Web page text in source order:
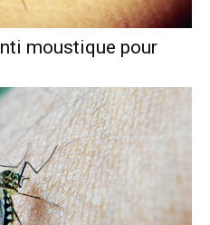
moustique pour